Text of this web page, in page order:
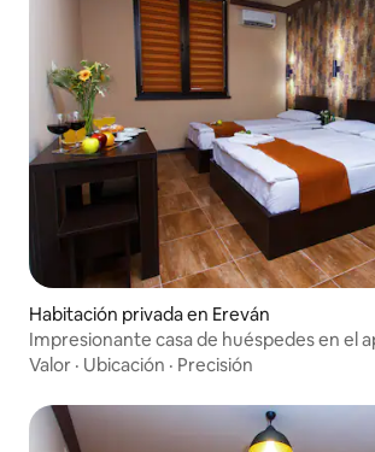
Habitación privada en Ereván
Impresionante casa de huéspedes en el
Valor · Ubicación · Precisión